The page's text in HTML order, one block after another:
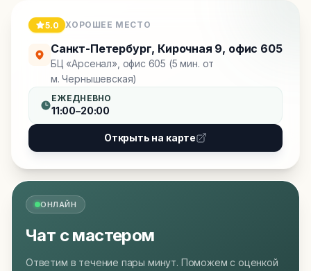
5.0 ХОРОШЕЕ МЕСТО
Санкт-Петербург, Кирочная 9, офис 605
БЦ «Арсенал», офис 605 (5 мин. от
м. Чернышевская)
ЕЖЕДНЕВНО
11:00–20:00
Открыть на карте
ОНЛАЙН
Чат с мастером
Ответим в течение пары минут. Поможем с оценкой